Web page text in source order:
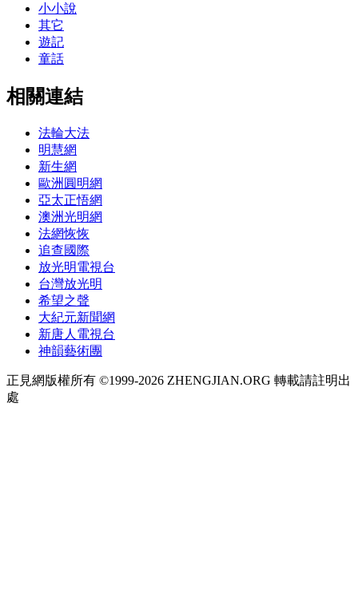
小小說
其它
遊記
童話
相關連結
法輪大法
明慧網
新生網
歐洲圓明網
亞太正悟網
澳洲光明網
法網恢恢
追查國際
放光明電視台
台灣放光明
希望之聲
大紀元新聞網
新唐人電視台
神韻藝術團
正見網版權所有 ©1999-2026 ZHENGJIAN.ORG 轉載請註明出
處